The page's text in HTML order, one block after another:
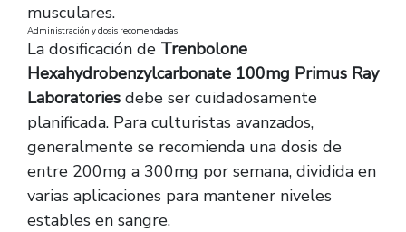
musculares.
Administración y dosis recomendadas
La dosificación de Trenbolone
Hexahydrobenzylcarbonate 100mg Primus Ray
Laboratories debe ser cuidadosamente
planificada. Para culturistas avanzados,
generalmente se recomienda una dosis de
entre 200mg a 300mg por semana, dividida en
varias aplicaciones para mantener niveles
estables en sangre.